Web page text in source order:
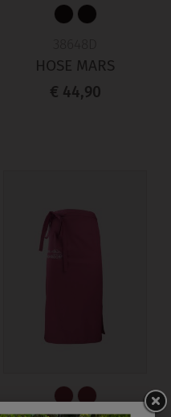
HOSE MARS
€ 44,90